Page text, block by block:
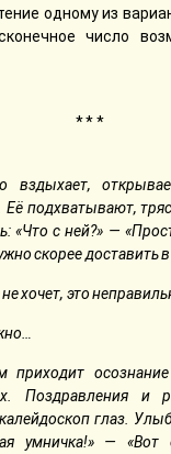
одному из
число
* * *
вздыхает,
Её подхватывают,
«Что с ней?» —
скорее доставить
хочет, это
приходит
Поздравления и
глаз.
умничка!» — «Вот